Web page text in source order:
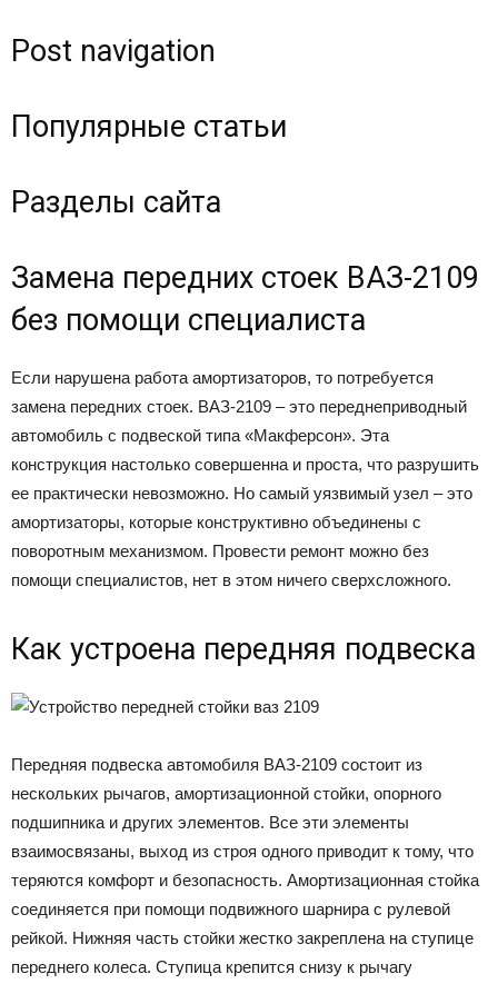
Post navigation
Популярные статьи
Разделы сайта
Замена передних стоек ВАЗ-2109
без помощи специалиста
Если нарушена работа амортизаторов, то потребуется
замена передних стоек. ВАЗ-2109 – это переднеприводный
автомобиль с подвеской типа «Макферсон». Эта
конструкция настолько совершенна и проста, что разрушить
ее практически невозможно. Но самый уязвимый узел – это
амортизаторы, которые конструктивно объединены с
поворотным механизмом. Провести ремонт можно без
помощи специалистов, нет в этом ничего сверхсложного.
Как устроена передняя подвеска
Передняя подвеска автомобиля ВАЗ-2109 состоит из
нескольких рычагов, амортизационной стойки, опорного
подшипника и других элементов. Все эти элементы
взаимосвязаны, выход из строя одного приводит к тому, что
теряются комфорт и безопасность. Амортизационная стойка
соединяется при помощи подвижного шарнира с рулевой
рейкой. Нижняя часть стойки жестко закреплена на ступице
переднего колеса. Ступица крепится снизу к рычагу